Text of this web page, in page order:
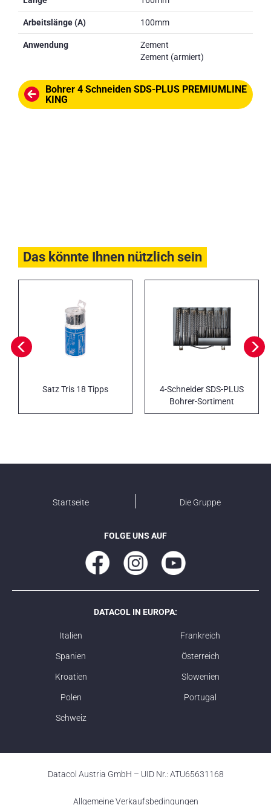
Arbeitslänge (A) 100mm
Anwendung
Zement
Zement (armiert)
Bohrer 4 Schneiden SDS-PLUS PREMIUMLINE
KING
Das könnte Ihnen nützlich sein
Satz Tris 18 Tipps
4-Schneider SDS-PLUS
Bohrer-Sortiment
Startseite Die Gruppe
FOLGE UNS AUF
DATACOL IN EUROPA:
Italien Frankreich
Spanien Österreich
Kroatien Slowenien
Polen Portugal
Schweiz
Datacol Austria GmbH – UID Nr.: ATU65631168
Allgemeine Verkaufsbedingungen